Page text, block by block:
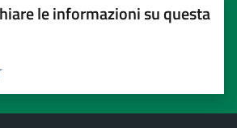
le informazioni su questa
5 stelle su 5
stelle su 5
su 5
5